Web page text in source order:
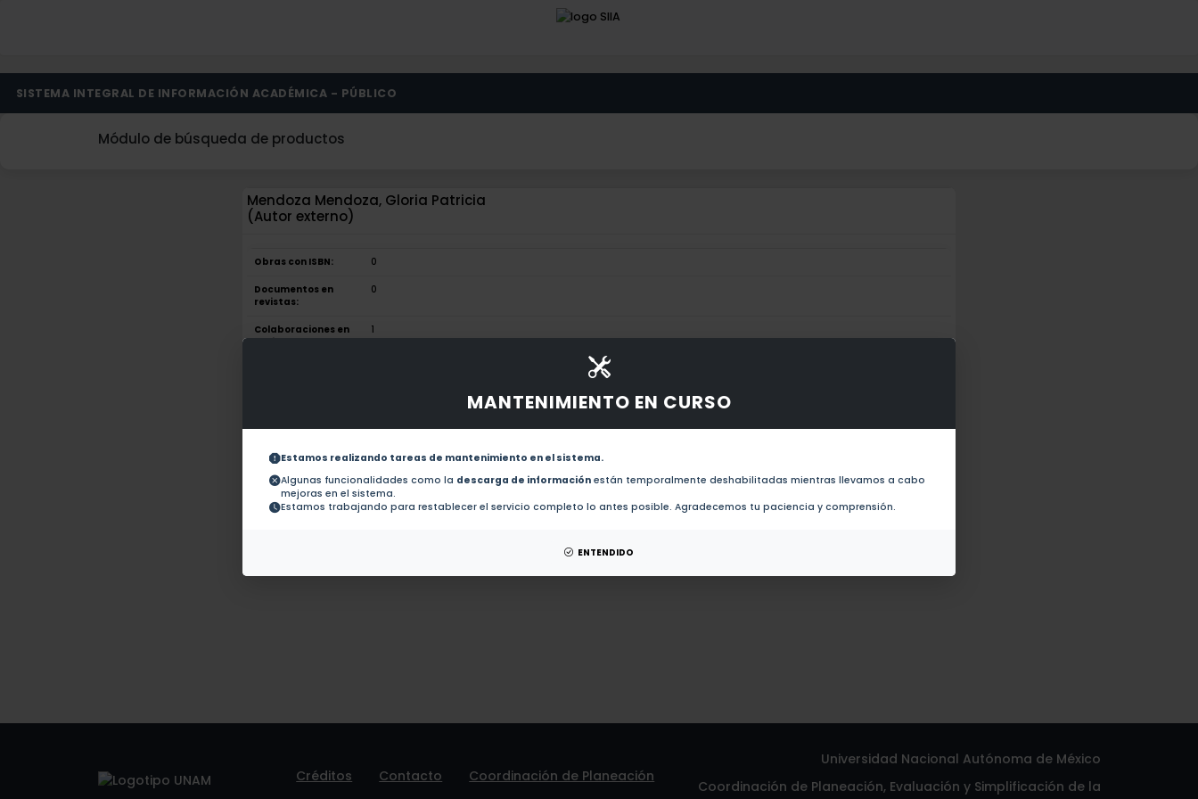
MANTENIMIENTO EN CURSO
Estamos realizando tareas de mantenimiento en el sistema.
Algunas funcionalidades como la descarga de información están temporalmente deshabilitadas mientras llevamos a cabo
mejoras en el sistema.
Estamos trabajando para restablecer el servicio completo lo antes posible. Agradecemos tu paciencia y comprensión.
ENTENDIDO
SISTEMA INTEGRAL DE INFORMACIÓN ACADÉMICA - PÚBLICO
Módulo de búsqueda de productos
Mendoza Mendoza, Gloria Patricia
(Autor externo)
Obras con ISBN: 0
Documentos en
revistas:
0
Colaboraciones en
Tesis:
1
revistas:
Colaboraciones en
Tesis:
1.-
Créditos Contacto Coordinación de Planeación
Universidad Nacional Autónoma de México
Coordinación de Planeación, Evaluación y Simplificación de la